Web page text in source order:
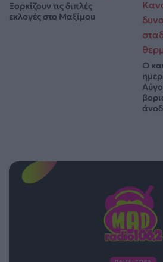
Ξορκίζουν τις διπλές
εκλογές στο Μαξίμου
Ο